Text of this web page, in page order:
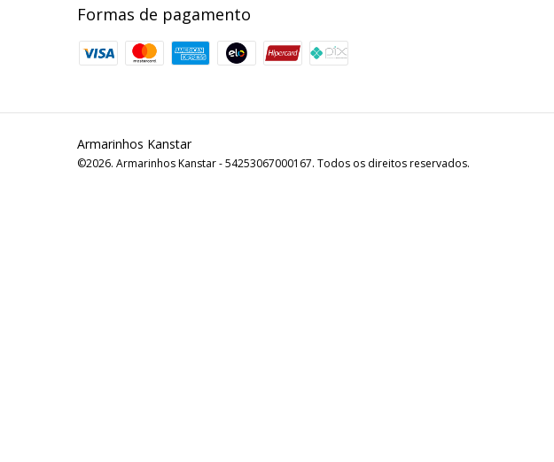
Formas de pagamento
Armarinhos Kanstar
©2026. Armarinhos Kanstar - 54253067000167. Todos os direitos reservados.